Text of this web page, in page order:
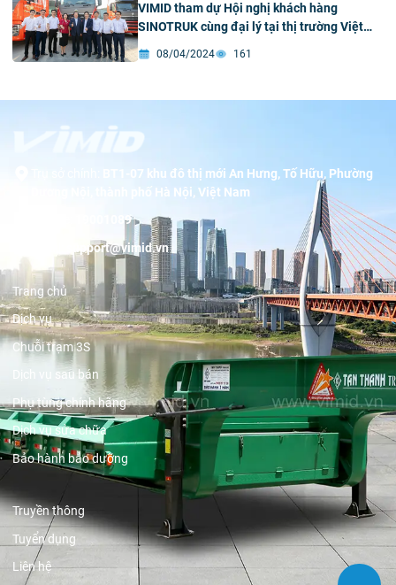
VIMID tham dự Hội nghị khách hàng
SINOTRUK cùng đại lý tại thị trường Việt
đến thăm và làm việc tại chi nhánh Hồ Chí
08/04/2024 161
BT1-07 khu đô thị mới An Hưng, Tố Hữu, Phường
Dương Nội, thành phố Hà Nội, Việt Nam
19001089
support@vimid.vn
Trang chủ
Dịch vụ
Chuỗi trạm 3S
Dịch vụ sau bán
Phụ tùng chính hãng
Dịch vụ sửa chữa
Bảo hành bảo dưỡng
Truyền thông
Tuyển dụng
Liên hệ